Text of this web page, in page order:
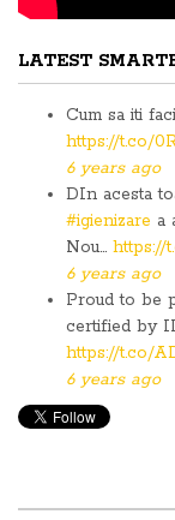
LATEST
Cum sa iti
https://t.co/
6 years ago
DIn acesta
#igienizare a
Nou… https://
6 years ago
Proud to be
certified by
https://t.co/
6 years ago